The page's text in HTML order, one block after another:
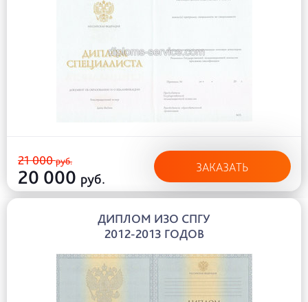
21 000руб.
20 000 руб.
ЗАКАЗАТЬ
ДИПЛОМ ИЗО СПГУ
2012-2013 ГОДОВ